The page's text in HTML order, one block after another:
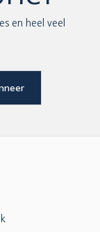
en heel veel